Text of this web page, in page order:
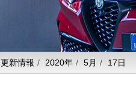
更新情報 2020年 5月 17日